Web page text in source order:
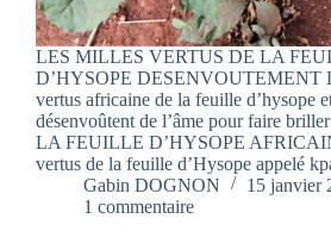
LES MILLES VERTUS DE LA
D’HYSOPE DESENVOUTEMENT
vertus africaine de la feuille d’hysope
désenvoûtent de l’âme pour faire
LA FEUILLE D’HYSOPE
vertus de la feuille d’Hysope appelé
Gabin DOGNON
15 janvier
1 commentaire